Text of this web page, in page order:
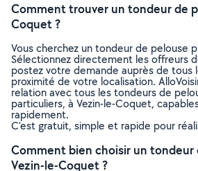
Comment trouver un tondeur de
Coquet ?
Vous cherchez un tondeur de pelouse
Sélectionnez directement les offreurs
postez votre demande auprès de tous
proximité de votre localisation.
relation avec tous les tondeurs de
particuliers, à Vezin-le-Coquet,
rapidement.
C’est gratuit, simple et rapide pour
Comment bien choisir un tondeur
Vezin-le-Coquet ?